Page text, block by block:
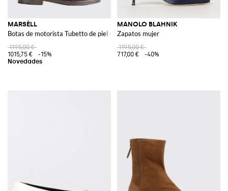
MARSÈLL
Botas de motorista Tubetto de piel envejecida con punta redonda
1195,00 €
1015,75 €
-15%
MANOLO BLAHNIK
Zapatos mujer
1195,00 €
717,00 €
-40%